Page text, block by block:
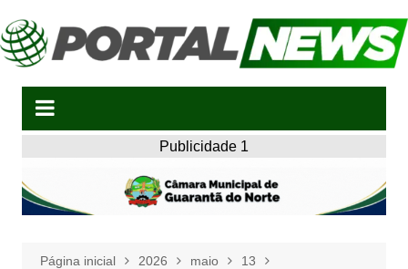
para
o
Publicidade 1
Página inicial 2026 maio
13